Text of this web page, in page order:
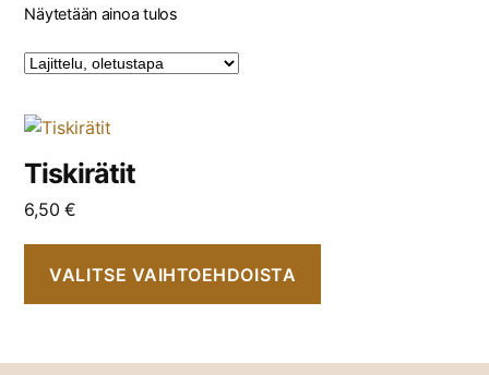
Näytetään ainoa tulos
Tiskirätit
6,50€
VALITSE VAIHTOEHDOISTA